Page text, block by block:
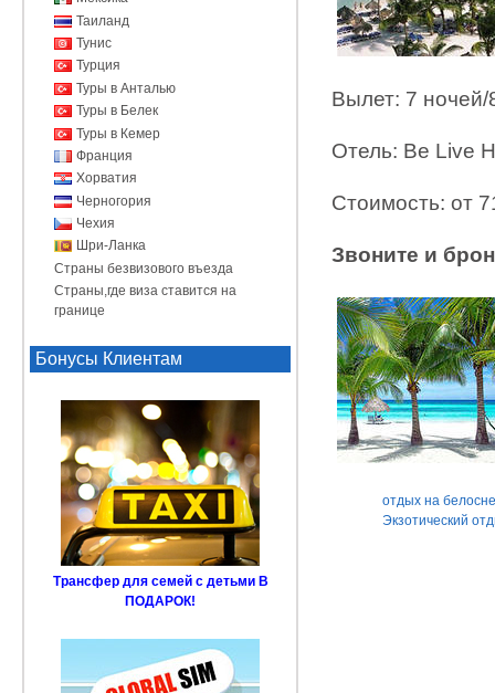
Вылет: 7 ночей/
Отель: Be Live
Стоимость: от
Звоните и
отдых на
Экзотический
Таиланд
Тунис
Турция
Туры в Анталью
Туры в Белек
Туры в Кемер
Франция
Хорватия
Черногория
Чехия
Шри-Ланка
Страны безвизового въезда
Страны,где виза ставится на
границе
Бонусы Клиентам
Трансфер для семей с детьми В
ПОДАРОК!